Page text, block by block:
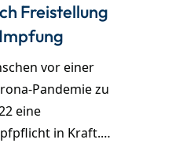
Freistellung
vor einer
Pandemie zu
eine
in Kraft.